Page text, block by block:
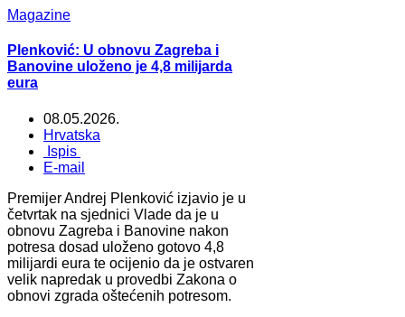
Magazine
Plenković: U obnovu Zagreba i
Banovine uloženo je 4,8 milijarda
eura
08.05.2026.
Hrvatska
Ispis
E-mail
Premijer Andrej Plenković izjavio je u
četvrtak na sjednici Vlade da je u
obnovu Zagreba i Banovine nakon
potresa dosad uloženo gotovo 4,8
milijardi eura te ocijenio da je ostvaren
velik napredak u provedbi Zakona o
obnovi zgrada oštećenih potresom.